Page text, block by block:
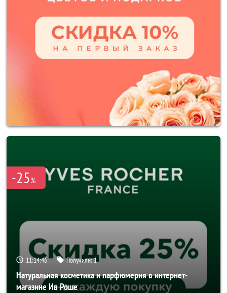
-25%
11:14:46 Получили:1
Натуральная косметика и парфюмерия в интернет-
магазине Ив Роше